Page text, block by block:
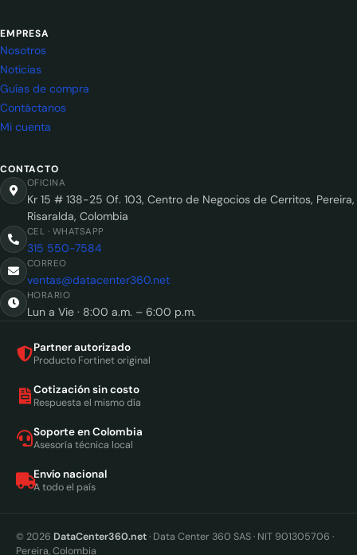
EMPRESA
Nosotros
Noticias
Guías de compra
Contáctanos
Mi cuenta
CONTACTO
OFICINA
Kr 15 # 138-25 Of. 103, Centro de Negocios de Cerritos, Pereira,
Risaralda, Colombia
CEL · WHATSAPP
315 550-7584
CORREO
ventas@datacenter360.net
HORARIO
Lun a Vie · 8:00 a.m. – 6:00 p.m.
Partner autorizado
Producto Fortinet original
Cotización sin costo
Respuesta el mismo día
Soporte en Colombia
Asesoría técnica local
Envío nacional
A todo el país
© 2026 DataCenter360.net· Data Center 360 SAS · NIT 901305706 ·
Pereira, Colombia